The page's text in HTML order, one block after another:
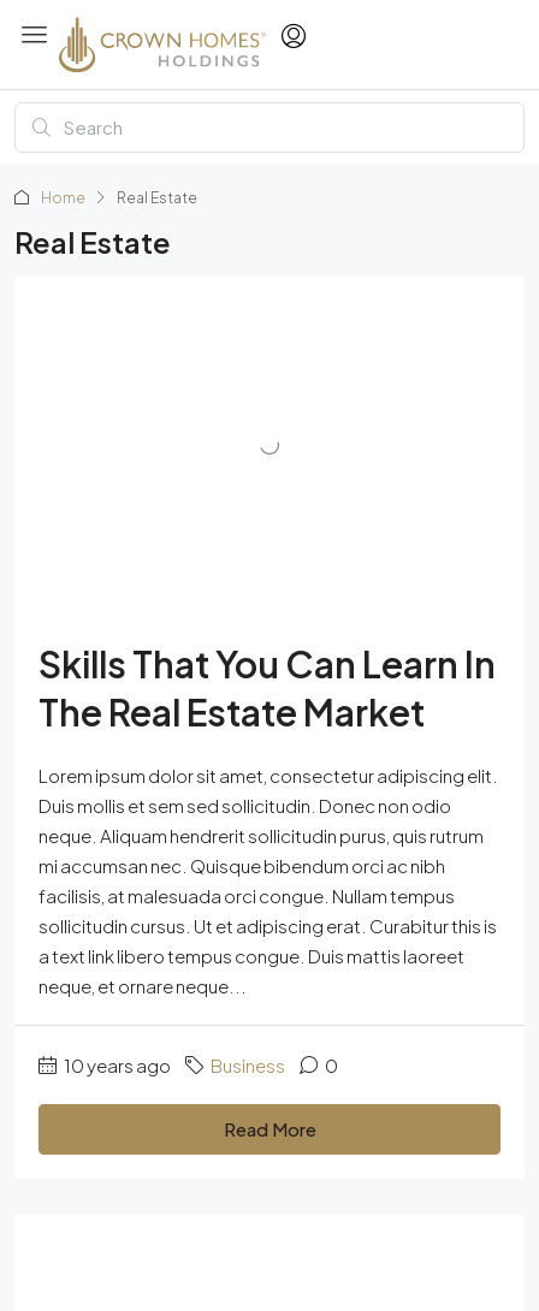
Home Real Estate
Real Estate
Skills That You Can Learn In
The Real Estate Market
Lorem ipsum dolor sit amet, consectetur adipiscing elit.
Duis mollis et sem sed sollicitudin. Donec non odio
neque. Aliquam hendrerit sollicitudin purus, quis rutrum
mi accumsan nec. Quisque bibendum orci ac nibh
facilisis, at malesuada orci congue. Nullam tempus
sollicitudin cursus. Ut et adipiscing erat. Curabitur this is
a text link libero tempus congue. Duis mattis laoreet
neque, et ornare neque...
10 years ago Business 0
Read More